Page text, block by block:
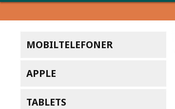
MOBILTELEFONER
APPLE
TABLETS